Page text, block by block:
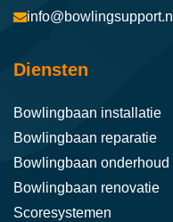
info@bowlingsupport.nl
Diensten
Bowlingbaan installatie
Bowlingbaan reparatie
Bowlingbaan onderhoud
Bowlingbaan renovatie
Scoresystemen